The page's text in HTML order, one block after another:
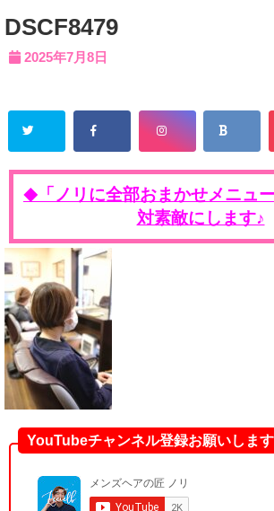
DSCF8479
2025年7月8日
◆
「ノリに全部おまかせメニュ
対素敵にします♪
YouTubeチャンネル登録お願いしま